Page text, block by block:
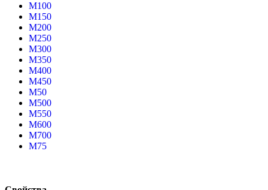
М100
М150
М200
М250
М300
М350
М400
М450
М50
М500
М550
М600
М700
М75